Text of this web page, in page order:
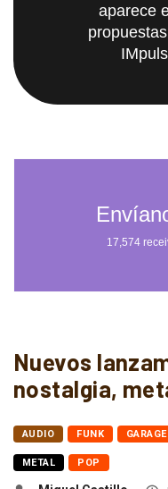
aparece
Nuevos
nostalgia,
AUDIO FUNK
METAL POP